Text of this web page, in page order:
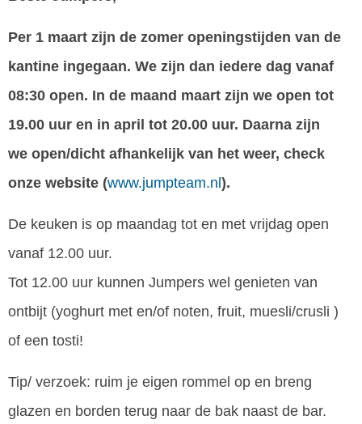
Per 1 maart zijn de zomer openingstijden van de
kantine ingegaan. We zijn dan iedere dag vanaf
08:30 open. In de maand maart zijn we open tot
19.00 uur en in april tot 20.00 uur. Daarna zijn
we open/dicht afhankelijk van het weer, check
onze website (www.jumpteam.nl ).
De keuken is op maandag tot en met vrijdag open
vanaf 12.00 uur.
Tot 12.00 uur kunnen Jumpers wel genieten van
ontbijt (yoghurt met en/of noten, fruit, muesli/crusli )
of een tosti!
Tip/ verzoek: ruim je eigen rommel op en breng
glazen en borden terug naar de bak naast de bar.